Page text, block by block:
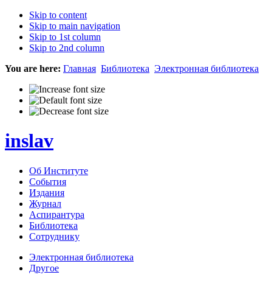
Skip to content
Skip to main navigation
Skip to 1st column
Skip to 2nd column
You are here: Главная Библиотека Электронная библиотека
inslav
Об Институте
События
Издания
Журнал
Аспирантура
Библиотека
Сотруднику
Электронная библиотека
Другое